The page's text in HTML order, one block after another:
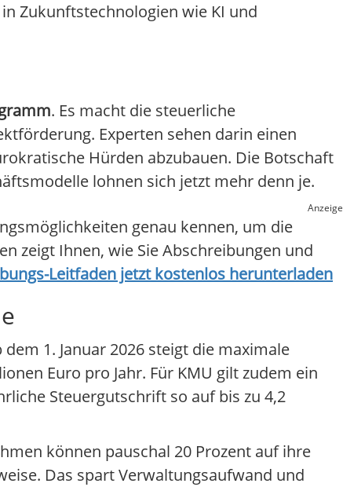
Zukunftstechnologien wie KI und
. Es macht die steuerliche
Experten sehen darin einen
Hürden abzubauen. Die Botschaft
lohnen sich jetzt mehr denn je.
Anzeige
genau kennen, um die
zeigt Ihnen, wie Sie Abschreibungen und
Leitfaden jetzt kostenlos herunterladen
dem 1. Januar 2026 steigt die maximale
Euro pro Jahr. Für KMU gilt zudem ein
Steuergutschrift so auf bis zu 4,2
können pauschal 20 Prozent auf ihre
Das spart Verwaltungsaufwand und